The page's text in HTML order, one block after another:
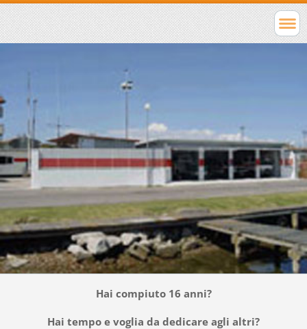
Hai compiuto 16 anni?
Hai tempo e voglia da dedicare agli altri?